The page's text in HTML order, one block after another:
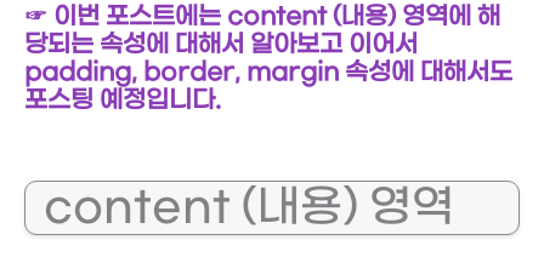
☞ 이번 포스트에는 content (내용) 영역에 해
당되는 속성에 대해서 알아보고 이어서
padding, border, margin 속성에 대해서도
포스팅 예정입니다.
content (내용) 영역